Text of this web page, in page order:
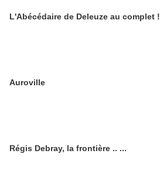
L'Abécédaire de Deleuze au complet !
Auroville
Régis Debray, la frontière .. ...